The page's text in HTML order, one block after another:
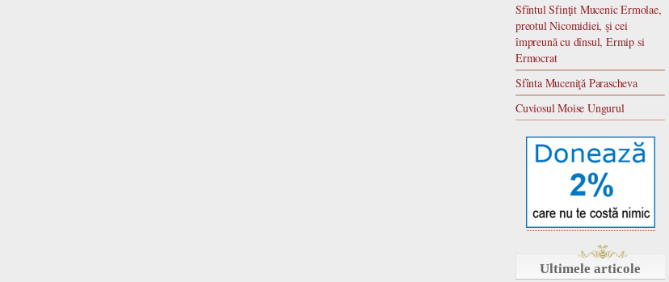
Sfîntul Sfinţit Mucenic Ermolae,
preotul Nicomidiei, şi cei
împreună cu dînsul, Ermip si
Ermocrat
Sfînta Muceniţă Parascheva
Cuviosul Moise Ungurul
Ultimele articole